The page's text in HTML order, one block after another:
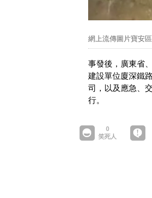
網上流傳圖片寶安
事發後，廣東省
建設單位廈深鐵
司，以及應急、
行。